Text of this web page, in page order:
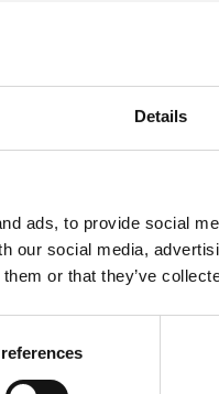
Details
ads, to provide social
our social media,
or that they’ve